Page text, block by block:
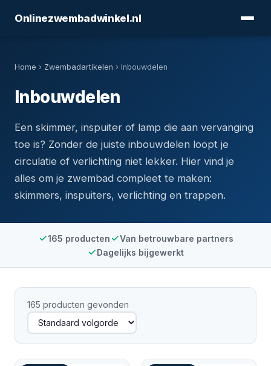
Onlinezwembadwinkel.nl
Home › Zwembadartikelen › Inbouwdelen
Inbouwdelen
Een skimmer, inspuiter of lamp die aan vervanging
toe is? Zonder de juiste inbouwdelen loopt je
circulatie of verlichting niet lekker. Hier vind je
alles om je zwembad compleet te maken:
skimmers, inspuiters, verlichting en trappen.
165 producten
Van betrouwbare partners
Dagelijks bijgewerkt
165 producten gevonden